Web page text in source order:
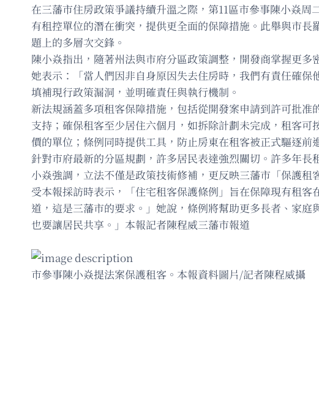
在三藩市住房政策爭議持續升溫之際，第11區市參事陳小焱
有租控單位的潛在衝突，提供更全面的保障措施。此舉與市
題上的多層次交鋒。
陳小焱指出，隨著州法與市府分區政策調整，開發商掌握更
她表示：「當人們因非自身原因失去住房時，我們有責任確
填補現行政策漏洞，並明確責任與執行機制。
新法規涵蓋多項租客保障措施，包括從開發案申請到許可批
支持；確保租客至少居住六個月，如拆除計劃未完成，租客
價的單位；條例同時提供工具，防止房東在租客被正式驅逐前
針對市府最新的分區規劃，許多居民表達強烈關切。許多年
小焱強調，立法不僅是政策技術修補，更反映三藩市「保護
受本報採訪時表示，「住宅租客保護條例」旨在保障現有租
道，這是三藩市的要求。」她說，條例將幫助更多長者、家
也要讓居民共享。」本報記者陳程威三藩市報道
市參事陳小焱提法案保護租客。本報資料圖片/記者陳程威攝